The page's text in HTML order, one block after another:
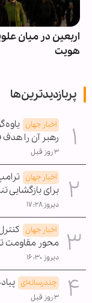
اربعین در میان
هویت
پربازدیدترین‌ها
اخبار جهان
رهبر آن را هدف
۳ روز قبل
اخبار جهان
برای بازگشایی
دیروز ۱۷:۲۸
اخبار جهان
محور مقاومت
دیروز ۱۶:۳۰
چندرسانه‌ای
۳ روز قبل